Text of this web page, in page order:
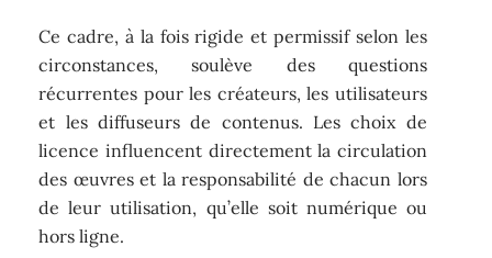
Ce cadre, à la fois rigide et permissif selon les
circonstances, soulève des questions
récurrentes pour les créateurs, les utilisateurs
et les diffuseurs de contenus. Les choix de
licence influencent directement la circulation
des œuvres et la responsabilité de chacun lors
de leur utilisation, qu’elle soit numérique ou
hors ligne.